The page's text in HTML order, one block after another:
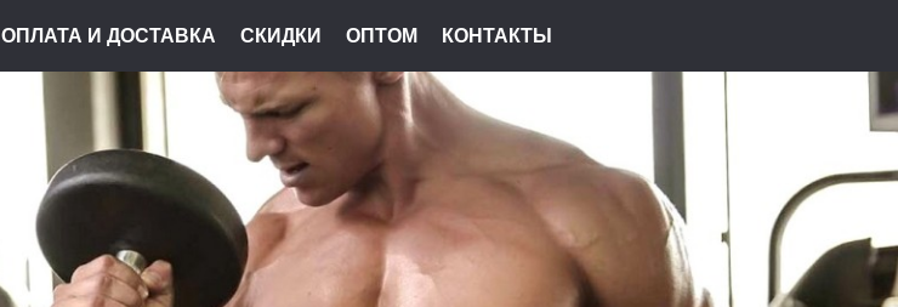
ОПЛАТА И ДОСТАВКА СКИДКИ ОПТОМ КОНТАКТЫ